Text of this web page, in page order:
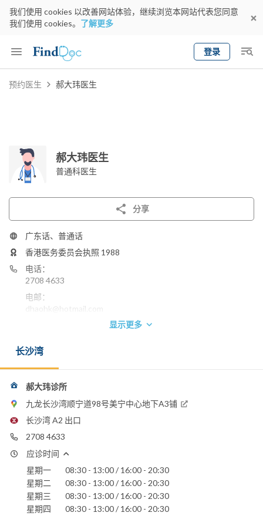
我们使用 cookies 以改善网站体验，继续浏览本网站代表您同意
我们使用 cookies。 了解更多
登录
Keyword
预约医生 郝大玮医生
郝大玮医生
普通科医生
分享
广东话、普通话
香港医务委员会执照 1988
电话：
2708 4633
电邮：
dhaohk@hotmail.com
显示更多
长沙湾
郝大玮诊所
九龙长沙湾顺宁道98号美宁中心地下A3铺
长沙湾 A2 出口
2708 4633
应诊时间
星期一
08:30 - 13:00 / 16:00 - 20:30
星期二
08:30 - 13:00 / 16:00 - 20:30
星期三
08:30 - 13:00 / 16:00 - 20:30
星期四
08:30 - 13:00 / 16:00 - 20:30